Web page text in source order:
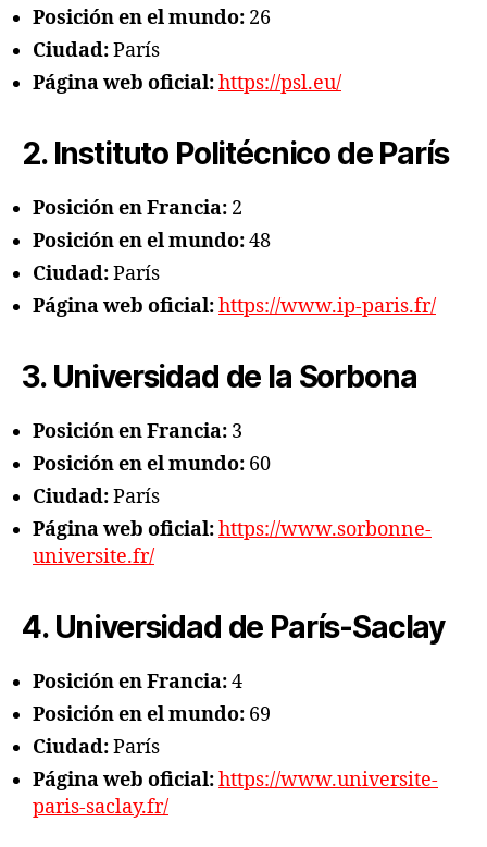
Posición en el mundo: 26
Ciudad:París
Página web oficial:https://psl.eu/
2. Instituto Politécnico de París
Posición en Francia: 2
Posición en el mundo:48
Ciudad:París
Página web oficial:https://www.ip-paris.fr/
3. Universidad de la Sorbona
Posición en Francia: 3
Posición en el mundo: 60
Ciudad:París
Página web oficial:https://www.sorbonne-
universite.fr/
4. Universidad de París-Saclay
Posición en Francia:4
Posición en el mundo: 69
Ciudad:París
Página web oficial:https://www.universite-
paris-saclay.fr/